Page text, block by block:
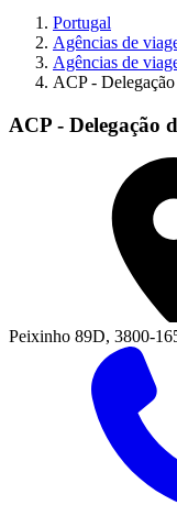
Portugal
Agências de
Agências de
ACP -
ACP - Delegação
Peixinho 89D, 3800-